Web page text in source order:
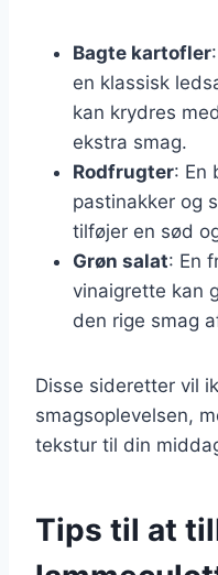
Bagte kartofler
en klassisk
kan krydres
ekstra smag.
Rodfrugter: En
pastinakker og
tilføjer en sød
Grøn salat: En
vinaigrette kan
den rige smag
Disse sideretter vil
smagsoplevelsen,
tekstur til din
Tips til at